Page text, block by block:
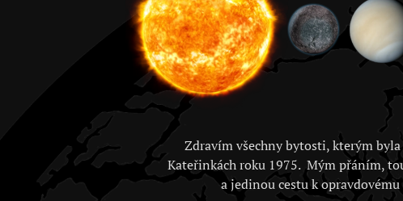
Zdravím všechny bytosti, kterým
Kateřinkách roku 1975. Mým přáním,
a jedinou cestu k